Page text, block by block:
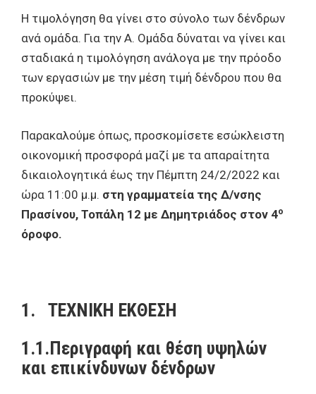
Η τιμολόγηση θα γίνει στο σύνολο των δένδρων
ανά ομάδα. Για την Α. Ομάδα δύναται να γίνει και
σταδιακά η τιμολόγηση ανάλογα με την πρόοδο
των εργασιών με την μέση τιμή δένδρου που θα
προκύψει.
Παρακαλούμε όπως, προσκομίσετε εσώκλειστη
οικονομική προσφορά μαζί με τα απαραίτητα
δικαιολογητικά έως την Πέμπτη 24/2/2022 και
ώρα 11:00 μ.μ. στη γραμματεία της Δ/νσης
Πρασίνου, Τοπάλη 12 με Δημητριάδος στον 4ο
όροφο.
1. ΤΕΧΝΙΚΗ ΕΚΘΕΣΗ
1.1.Περιγραφή και θέση υψηλών
και επικίνδυνων δένδρων